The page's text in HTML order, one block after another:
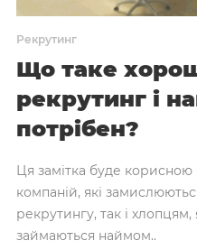
Рекрутинг
Що таке
рекрутинг і
потрібен?
Ця замітка буде корисною
компаній, які
рекрутингу, так і
займаються наймом..